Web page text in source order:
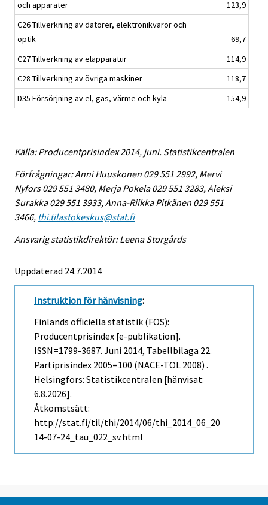
och apparater
123,9
C26 Tillverkning av datorer, elektronikvaror och
optik
69,7
C27 Tillverkning av elapparatur
114,9
C28 Tillverkning av övriga maskiner
118,7
D35 Försörjning av el, gas, värme och kyla
154,9
Källa: Producentprisindex 2014, juni. Statistikcentralen
Förfrågningar: Anni Huuskonen 029 551 2992, Mervi
Nyfors 029 551 3480, Merja Pokela 029 551 3283, Aleksi
Surakka 029 551 3933, Anna-Riikka Pitkänen 029 551
3466, thi.tilastokeskus@stat.fi
Ansvarig statistikdirektör: Leena Storgårds
Uppdaterad 24.7.2014
Instruktion för hänvisning:
Finlands officiella statistik (FOS):
Producentprisindex [e-publikation].
ISSN=1799-3687. Juni 2014, Tabellbilaga 22.
Partiprisindex 2005=100 (NACE-TOL 2008) .
Helsingfors: Statistikcentralen [hänvisat:
6.8.2026].
Åtkomstsätt:
http://stat.fi/til/thi/2014/06/thi_2014_06_20
14-07-24_tau_022_sv.html